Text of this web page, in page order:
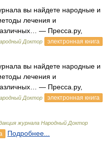
вы найдете народные и
лечения и
— Пресса.ру,
Доктор электронная книга
вы найдете народные и
лечения и
— Пресса.ру,
Доктор электронная книга
журнала Народный Доктор
Подробнее...